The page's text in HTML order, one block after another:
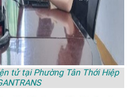
tử tại Phường Tân Thới Hiệp